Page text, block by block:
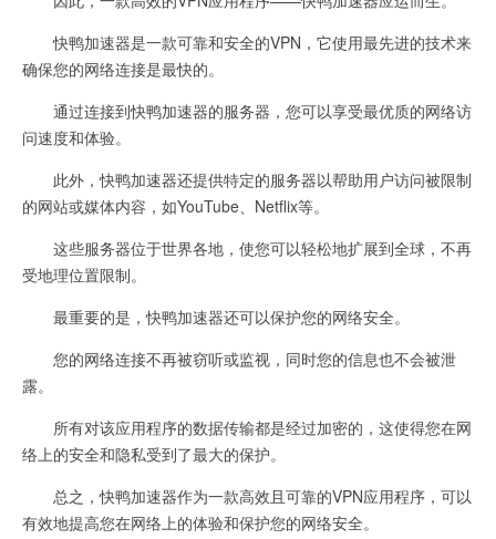
快鸭加速器是一款可靠和安全的VPN，它使用最先进的技术来
确保您的网络连接是最快的。
通过连接到快鸭加速器的服务器，您可以享受最优质的网络访
问速度和体验。
此外，快鸭加速器还提供特定的服务器以帮助用户访问被限制
的网站或媒体内容，如YouTube、Netflix等。
这些服务器位于世界各地，使您可以轻松地扩展到全球，不再
受地理位置限制。
最重要的是，快鸭加速器还可以保护您的网络安全。
您的网络连接不再被窃听或监视，同时您的信息也不会被泄
露。
所有对该应用程序的数据传输都是经过加密的，这使得您在网
络上的安全和隐私受到了最大的保护。
总之，快鸭加速器作为一款高效且可靠的VPN应用程序，可以
有效地提高您在网络上的体验和保护您的网络安全。